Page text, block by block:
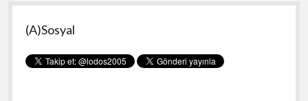
Yan
Menü
(A)Sosyal